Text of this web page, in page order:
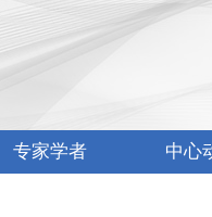
专家学者 中心